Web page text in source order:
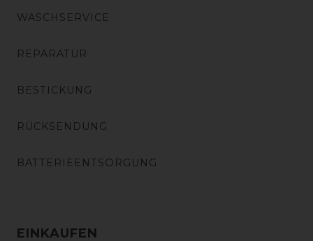
WASCHSERVICE
REPARATUR
BESTICKUNG
RÜCKSENDUNG
BATTERIEENTSORGUNG
EINKAUFEN